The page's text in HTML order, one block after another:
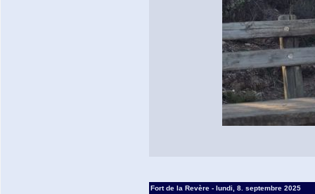
Fort de la Revère - lundi, 8. septembre 2025